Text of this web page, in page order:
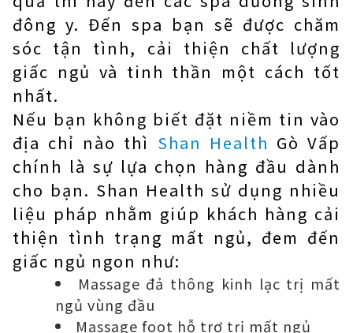
đông y. Đến spa bạn sẽ được chăm
sóc tận tình, cải thiện chất lượng
giấc ngủ và tinh thần một cách tốt
nhất.
Nếu bạn không biết đặt niềm tin vào
địa chỉ nào thì Shan Health Gò Vấp
chính là sự lựa chọn hàng đầu dành
cho bạn. Shan Health sử dụng nhiều
liệu pháp nhằm giúp khách hàng cải
thiện tình trạng mất ngủ, đem đến
giấc ngủ ngon như:
Massage đả thông kinh lạc trị mất
ngủ vùng đầu
Massage foot hỗ trợ trị mất ngủ